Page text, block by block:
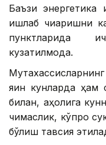
Баъзи энергетика
ишлаб чиқаришни
пунктларида
кузатилмоқда.
яқин кунларда ҳам
билан, аҳолига
чиқмаслик, кўпроқ
бўлиш тавсия